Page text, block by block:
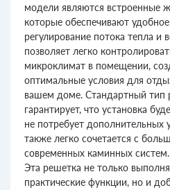
модели являются встроенные
которые обеспечивают удобное
регулирование потока тепла и
позволяет легко
микроклимат в помещении,
оптимальные условия для
вашем доме. Стандартный тип
гарантирует, что установка
не потребует дополнительных
также легко сочетается с
современных каминных систем.
Эта решетка не только
практические функции, но и